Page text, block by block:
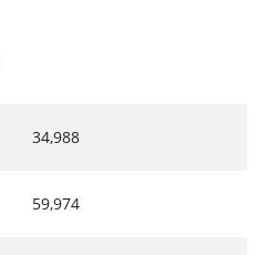
34,988
59,974